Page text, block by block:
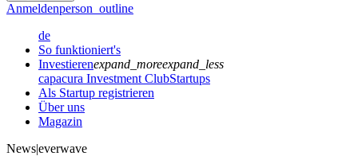
Anmeldenperson_outline
de
So funktioniert's
Investierenexpand_moreexpand_less
capacura Investment ClubStartups
Als Startup registrieren
Über uns
Magazin
News|everwave